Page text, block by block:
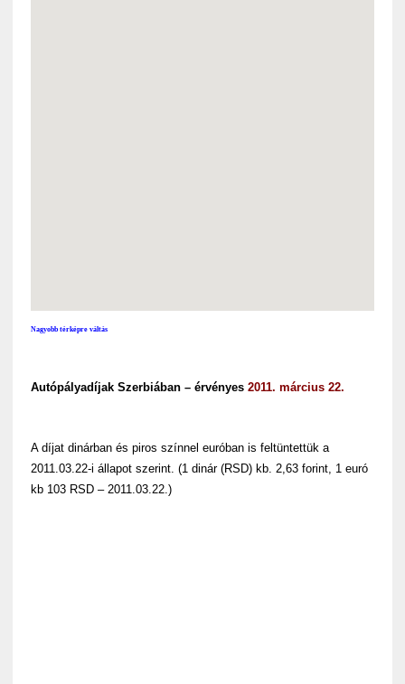
Nagyobb térképre váltás
Autópályadíjak Szerbiában – érvényes 2011. március 22.
A díjat dinárban és piros színnel euróban is feltüntettük a
2011.03.22-i állapot szerint. (1 dinár (RSD) kb. 2,63 forint, 1 euró
kb 103 RSD – 2011.03.22.)